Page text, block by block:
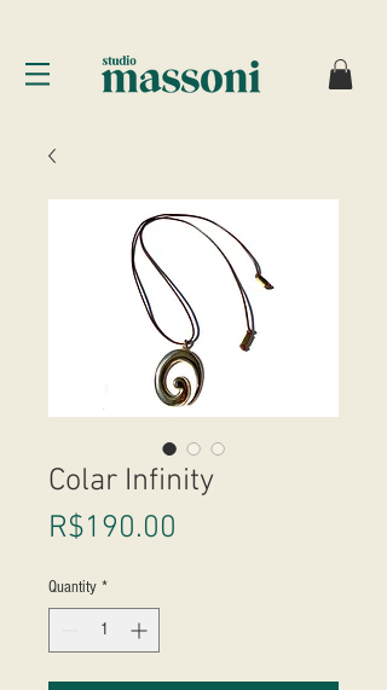
Colar Infinity
R$190.00
Quantity *